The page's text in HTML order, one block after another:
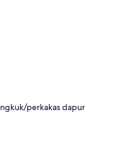
perkakas dapur